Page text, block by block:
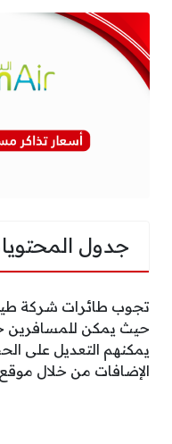
جدول
تجوب طائرات شركة
حيث يمكن للمسافرين
يمكنهم التعديل على
الإضافات من خلال